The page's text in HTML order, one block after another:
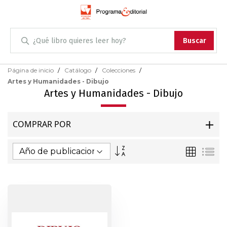
Buscar
Administración
Antropología
Arqueología
Skip
Content
Página de inicio Catálogo
Colecciones
Artes y Humanidades - Dibujo
Artes y Humanidades - Dibujo
COMPRAR POR
Dirección
Parrilla